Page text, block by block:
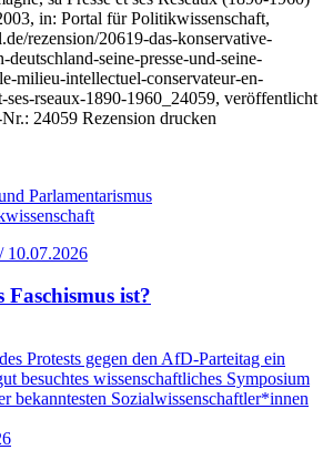
in: Portal für Politikwissenschaft,
rezension/20619-das-konservative-
seine-presse-und-seine-
milieu-intellectuel-conservateur-en-
ses-rseaux-1890-1960_24059, veröffentlicht
24059 Rezension drucken
Parlamentarismus
10.07.2026
Faschismus ist?
Protests gegen den AfD-Parteitag ein
besuchtes wissenschaftliches Symposium
bekanntesten Sozialwissenschaftler*innen